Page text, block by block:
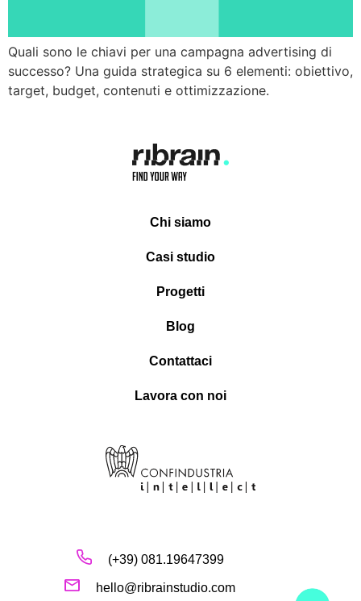
Quali sono le chiavi per una campagna advertising di
successo? Una guida strategica su 6 elementi: obiettivo,
target, budget, contenuti e ottimizzazione.
Chi siamo
Casi studio
Progetti
Blog
Contattaci
Lavora con noi
(+39) 081.19647399
hello@ribrainstudio.com